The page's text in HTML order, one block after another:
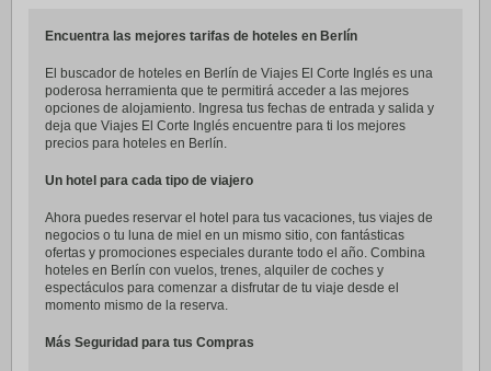
Encuentra las mejores tarifas de hoteles en Berlín
El buscador de hoteles en Berlín de Viajes El Corte Inglés es una
poderosa herramienta que te permitirá acceder a las mejores
opciones de alojamiento. Ingresa tus fechas de entrada y salida y
deja que Viajes El Corte Inglés encuentre para ti los mejores
precios para hoteles en Berlín.
Un hotel para cada tipo de viajero
Ahora puedes reservar el hotel para tus vacaciones, tus viajes de
negocios o tu luna de miel en un mismo sitio, con fantásticas
ofertas y promociones especiales durante todo el año. Combina
hoteles en Berlín con vuelos, trenes, alquiler de coches y
espectáculos para comenzar a disfrutar de tu viaje desde el
momento mismo de la reserva.
Más Seguridad para tus Compras